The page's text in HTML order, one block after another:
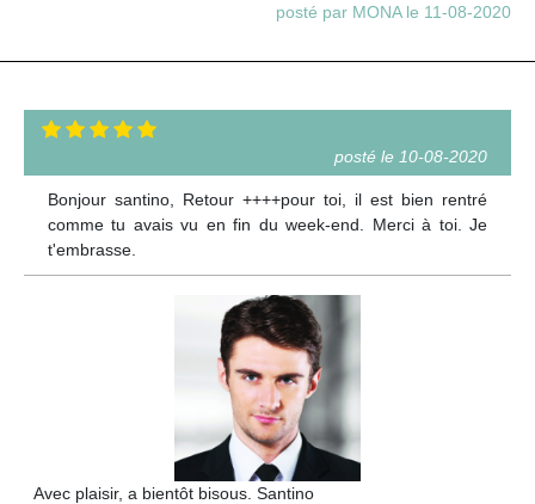
posté par MONA le 11-08-2020
posté le 10-08-2020
Bonjour santino, Retour ++++pour toi, il est bien rentré
comme tu avais vu en fin du week-end. Merci à toi. Je
t'embrasse.
Avec plaisir, a bientôt bisous. Santino